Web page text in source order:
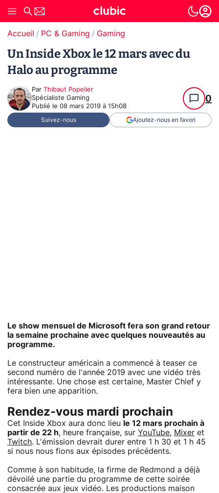
Accueil PC & Gaming Gaming
Un Inside Xbox le 12 mars avec du
Halo au programme
Par Thibaut Popelier
Spécialiste Gaming
Publié le 08 mars 2019 à 15h08
0
Suivez-nous Ajoutez-nous en favori
Le show mensuel de Microsoft fera son grand retour
la semaine prochaine avec quelques nouveautés au
programme.
Le constructeur américain a commencé à teaser ce
second numéro de l'année 2019 avec une vidéo très
intéressante. Une chose est certaine, Master Chief y
fera bien une apparition.
Rendez-vous mardi prochain
Cet Inside Xbox aura donc lieu
le 12 mars prochain à
partir de 22 h, heure française, sur YouTube, Mixer et
Twitch. L'émission devrait durer entre 1 h 30 et 1 h 45
si nous nous fions aux épisodes précédents.
Comme à son habitude, la firme de Redmond a déjà
dévoilé une partie du programme de cette soirée
consacrée aux jeux vidéo. Les productions maison